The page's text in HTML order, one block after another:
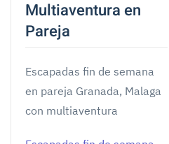
Multiaventura en
Pareja
Escapadas fin de semana
en pareja Granada, Malaga
con multiaventura